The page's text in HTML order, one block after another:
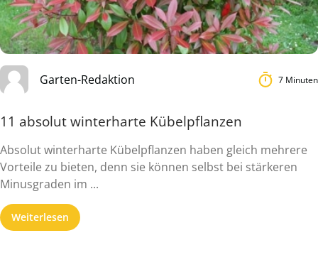
Garten-Redaktion 7 Minuten
11 absolut winterharte Kübelpflanzen
Absolut winterharte Kübelpflanzen haben gleich mehrere
Vorteile zu bieten, denn sie können selbst bei stärkeren
Minusgraden im ...
Weiterlesen